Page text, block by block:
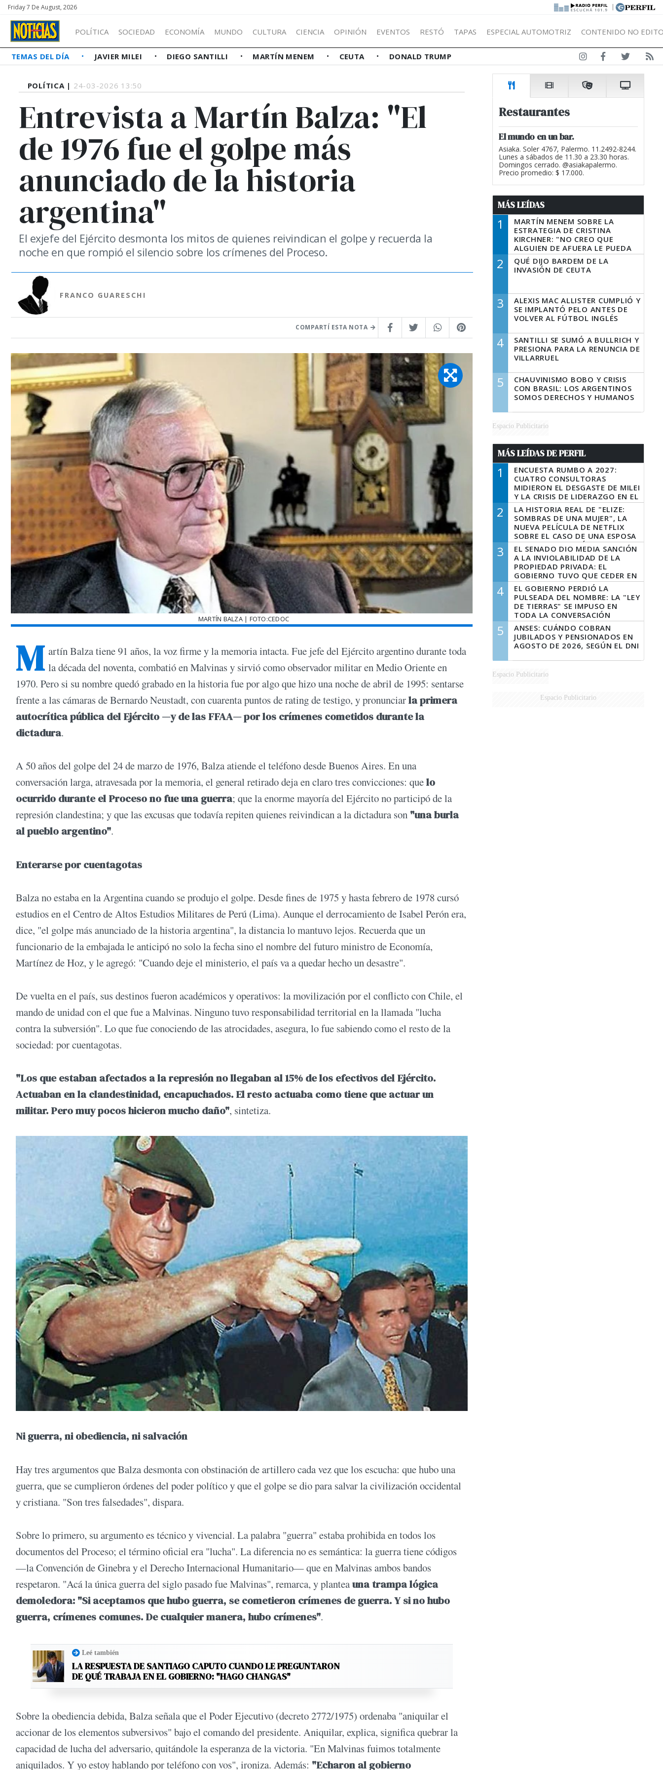
Friday 7 De August, 2026 |
POLÍTICA SOCIEDAD ECONOMÍA MUNDO CULTURA CIENCIA OPINIÓN EVENTOS RESTÓ TAPAS ESPECIAL AUTOMOTRIZ CONTENIDO NO
TEMAS DEL DÍA JAVIER MILEI DIEGO SANTILLI MARTÍN MENEM CEUTA DONALD TRUMP
POLÍTICA | 24-03-2026 13:50
Entrevista a Martín Balza: "El
de 1976 fue el golpe más
anunciado de la historia
argentina"
El exjefe del Ejército desmonta los mitos de quienes reivindican el golpe y recuerda la
noche en que rompió el silencio sobre los crímenes del Proceso.
FRANCO GUARESCHI
COMPARTÍ ESTA NOTA
MARTÍN BALZA | FOTO:CEDOC
M artín Balza tiene 91 años, la voz firme y la memoria intacta. Fue jefe del Ejército argentino durante toda
la década del noventa, combatió en Malvinas y sirvió como observador militar en Medio Oriente en
1970. Pero si su nombre quedó grabado en la historia fue por algo que hizo una noche de abril de 1995: sentarse
frente a las cámaras de Bernardo Neustadt, con cuarenta puntos de rating de testigo, y pronunciarla primera
autocrítica pública del Ejército —y de las FFAA— por los crímenes cometidos durante la
dictadura.
A 50 años del golpe del 24 de marzo de 1976, Balza atiende el teléfono desde Buenos Aires. En una
conversación larga, atravesada por la memoria, el general retirado deja en claro tres convicciones: quelo
ocurrido durante el Proceso no fue una guerra; que la enorme mayoría del Ejército no participó de la
represión clandestina; y que las excusas que todavía repiten quienes reivindican a la dictadura son "una burla
al pueblo argentino".
Enterarse por cuentagotas
Balza no estaba en la Argentina cuando se produjo el golpe. Desde fines de 1975 y hasta febrero de 1978 cursó
estudios en el Centro de Altos Estudios Militares de Perú (Lima). Aunque el derrocamiento de Isabel Perón era,
dice, "el golpe más anunciado de la historia argentina", la distancia lo mantuvo lejos. Recuerda que un
funcionario de la embajada le anticipó no solo la fecha sino el nombre del futuro ministro de Economía,
Martínez de Hoz, y le agregó: "Cuando deje el ministerio, el país va a quedar hecho un desastre".
De vuelta en el país, sus destinos fueron académicos y operativos: la movilización por el conflicto con Chile, el
mando de unidad con el que fue a Malvinas. Ninguno tuvo responsabilidad territorial en la llamada "lucha
contra la subversión". Lo que fue conociendo de las atrocidades, asegura, lo fue sabiendo como el resto de la
sociedad: por cuentagotas.
"Los que estaban afectados a la represión no llegaban al 15% de los efectivos del Ejército.
Actuaban en la clandestinidad, encapuchados. El resto actuaba como tiene que actuar un
militar. Pero muy pocos hicieron mucho daño", sintetiza.
Ni guerra, ni obediencia, ni salvación
Hay tres argumentos que Balza desmonta con obstinación de artillero cada vez que los escucha: que hubo una
guerra, que se cumplieron órdenes del poder político y que el golpe se dio para salvar la civilización occidental
y cristiana. "Son tres falsedades", dispara.
Sobre lo primero, su argumento es técnico y vivencial. La palabra "guerra" estaba prohibida en todos los
documentos del Proceso; el término oficial era "lucha". La diferencia no es semántica: la guerra tiene códigos
—la Convención de Ginebra y el Derecho Internacional Humanitario— que en Malvinas ambos bandos
respetaron. "Acá la única guerra del siglo pasado fue Malvinas", remarca, y planteauna trampa lógica
demoledora: "Si aceptamos que hubo guerra, se cometieron crímenes de guerra. Y si no hubo
guerra, crímenes comunes. De cualquier manera, hubo crímenes".
Leé también
LA RESPUESTA DE SANTIAGO CAPUTO CUANDO LE PREGUNTARON
DE QUÉ TRABAJA EN EL GOBIERNO: "HAGO CHANGAS"
Sobre la obediencia debida, Balza señala que el Poder Ejecutivo (decreto 2772/1975) ordenaba "aniquilar el
accionar de los elementos subversivos" bajo el comando del presidente. Aniquilar, explica, significa quebrar la
capacidad de lucha del adversario, quitándole la esperanza de la victoria. "En Malvinas fuimos totalmente
aniquilados. Y yo estoy hablando por teléfono con vos", ironiza. Además: "Echaron al gobierno
Restaurantes
El mundo en un bar.
Asiaka. Soler 4767, Palermo. 11.2492-8244.
Lunes a sábados de 11.30 a 23.30 horas.
Domingos cerrado. @asiakapalermo.
Precio promedio: $ 17.000.
MÁS LEÍDAS
1
MARTÍN MENEM SOBRE LA
ESTRATEGIA DE CRISTINA
KIRCHNER: "NO CREO QUE
ALGUIEN DE AFUERA LE PUEDA
DECIR A LA JUSTICIA LO QUE
TIENE QUE HACER"
2
QUÉ DIJO BARDEM DE LA
INVASIÓN DE CEUTA
3
ALEXIS MAC ALLISTER CUMPLIÓ Y
SE IMPLANTÓ PELO ANTES DE
VOLVER AL FÚTBOL INGLÉS
4
SANTILLI SE SUMÓ A BULLRICH Y
PRESIONA PARA LA RENUNCIA DE
VILLARRUEL
5
CHAUVINISMO BOBO Y CRISIS
CON BRASIL: LOS ARGENTINOS
SOMOS DERECHOS Y HUMANOS
Espacio Publicitario
MÁS LEÍDAS DE PERFIL
1
ENCUESTA RUMBO A 2027:
CUATRO CONSULTORAS
MIDIERON EL DESGASTE DE MILEI
Y LA CRISIS DE LIDERAZGO EN EL
PERONISMO
2
LA HISTORIA REAL DE "ELIZE:
SOMBRAS DE UNA MUJER", LA
NUEVA PELÍCULA DE NETFLIX
SOBRE EL CASO DE UNA ESPOSA
QUE DESCUARTIZÓ A SU
MARIDO
3
EL SENADO DIO MEDIA SANCIÓN
A LA INVIOLABILIDAD DE LA
PROPIEDAD PRIVADA: EL
GOBIERNO TUVO QUE CEDER EN
LA LEY DEL MANEJO DEL FUEGO
4
EL GOBIERNO PERDIÓ LA
PULSEADA DEL NOMBRE: LA "LEY
DE TIERRAS" SE IMPUSO EN
TODA LA CONVERSACIÓN
DIGITAL
5
ANSES: CUÁNDO COBRAN
JUBILADOS Y PENSIONADOS EN
AGOSTO DE 2026, SEGÚN EL DNI
Espacio Publicitario
Espacio Publicitario